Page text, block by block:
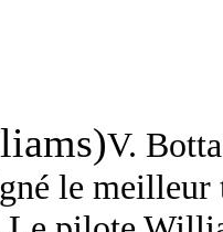
V.
le meilleur